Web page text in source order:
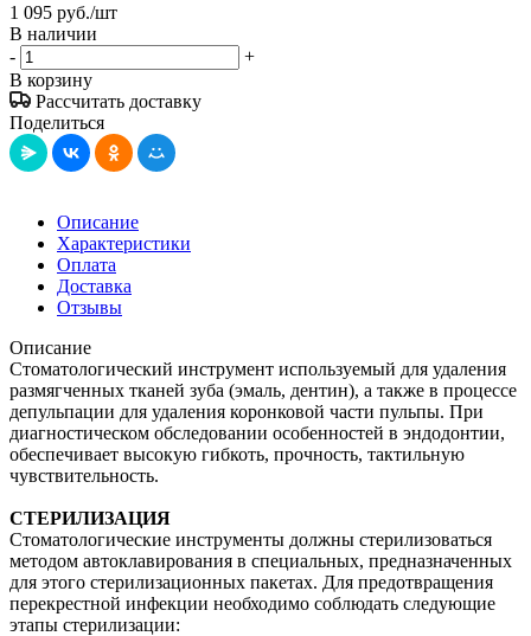
1 095 руб./шт
В наличии
-
+
В корзину
Рассчитать доставку
Поделиться
Описание
Характеристики
Оплата
Доставка
Отзывы
Описание
Стоматологический инструмент используемый для удаления
размягченных тканей зуба (эмаль, дентин), а также в процессе
депульпации для удаления коронковой части пульпы. При
диагностическом обследовании особенностей в эндодонтии,
обеспечивает высокую гибкоть, прочность, тактильную
чувствительность.
СТЕРИЛИЗАЦИЯ
Стоматологические инструменты должны стерилизоваться
методом автоклавирования в специальных, предназначенных
для этого стерилизационных пакетах. Для предотвращения
перекрестной инфекции необходимо соблюдать следующие
этапы стерилизации: